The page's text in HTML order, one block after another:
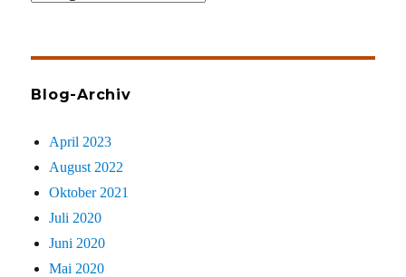
Blog-Archiv
April 2023
August 2022
Oktober 2021
Juli 2020
Juni 2020
Mai 2020